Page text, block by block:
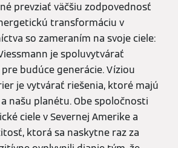
prevziať väčšiu zodpovednosť
transformáciu v
so zameraním na svoje ciele:
je spoluvytvárať
budúce generácie. Víziou
je vytvárať riešenia, ktoré majú
našu planétu. Obe spoločnosti
ciele v Severnej Amerike a
ktorá sa naskytne raz za